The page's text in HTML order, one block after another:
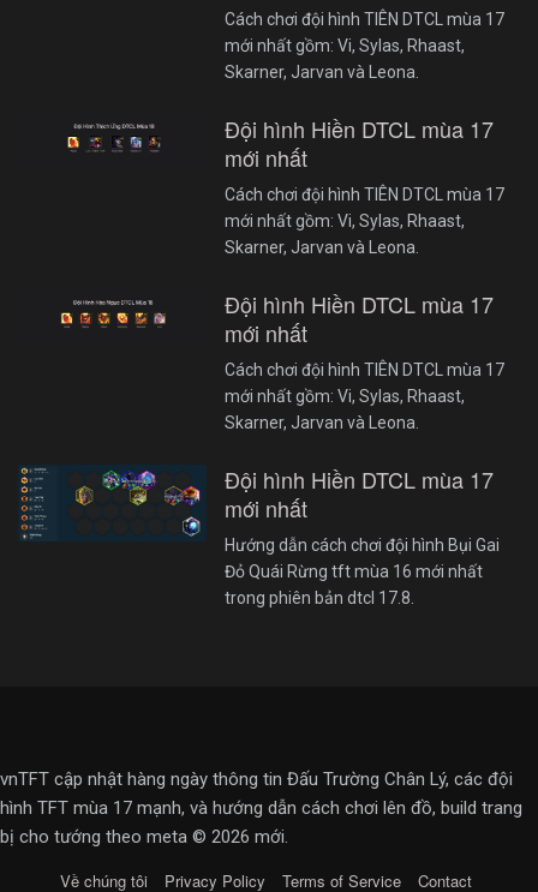
Cách chơi đội hình TIÊN DTCL mùa 17
mới nhất gồm: Vi, Sylas, Rhaast,
Skarner, Jarvan và Leona.
Đội hình Hiền DTCL mùa 17
mới nhất
Cách chơi đội hình TIÊN DTCL mùa 17
mới nhất gồm: Vi, Sylas, Rhaast,
Skarner, Jarvan và Leona.
Đội hình Hiền DTCL mùa 17
mới nhất
Cách chơi đội hình TIÊN DTCL mùa 17
mới nhất gồm: Vi, Sylas, Rhaast,
Skarner, Jarvan và Leona.
Đội hình Hiền DTCL mùa 17
mới nhất
Hướng dẫn cách chơi đội hình Bụi Gai
Đỏ Quái Rừng tft mùa 16 mới nhất
trong phiên bản dtcl 17.8.
vnTFT cập nhật hàng ngày thông tin Đấu Trường Chân Lý, các đội
hình TFT mùa 17 mạnh, và hướng dẫn cách chơi lên đồ, build trang
bị cho tướng theo meta © 2026 mới.
Về chúng tôi Privacy Policy Terms of Service Contact